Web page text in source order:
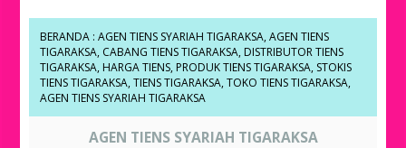
BERANDA :AGEN TIENS SYARIAH TIGARAKSA,AGEN TIENS
TIGARAKSA, CABANG TIENS TIGARAKSA, DISTRIBUTOR TIENS
TIGARAKSA, HARGA TIENS, PRODUK TIENS TIGARAKSA, STOKIS
TIENS TIGARAKSA,TIENS TIGARAKSA,TOKO TIENS TIGARAKSA,
AGEN TIENS SYARIAH TIGARAKSA
AGEN TIENS SYARIAH TIGARAKSA